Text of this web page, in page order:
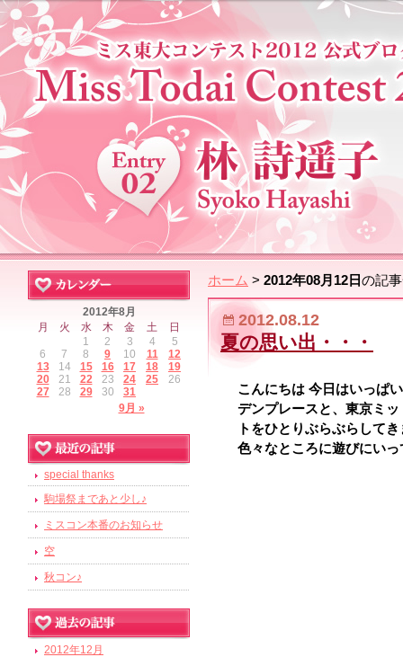
ホーム > 2012年08月12日の記
2012.08.12
夏の思い出・・・
こんにちは 今日はいっぱ
デンプレースと、東京ミ
トをひとりぶらぶらして
色々なところに遊びにい
2012年8月
月
火 水 木 金 土 日
9月 »
1 2 3 4
5
6
7 8 9 10 11
12
13
14 15 16 17 18
19
20
21 22 23 24 25
26
27
28 29 30 31
special thanks
駒場祭まであと少し♪
ミスコン本番のお知らせ
空
秋コン♪
2012年12月